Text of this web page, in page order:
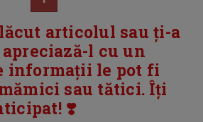
articolul sau ți-a
l cu un
informații le pot fi
sau tătici. Îți
❣️